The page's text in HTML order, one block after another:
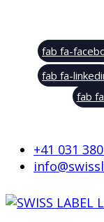
fab fa-
fab fa-
fab
+41 031